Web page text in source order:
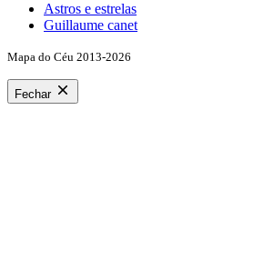
Astros e estrelas
Guillaume canet
Mapa do Céu 2013-2026
Fechar